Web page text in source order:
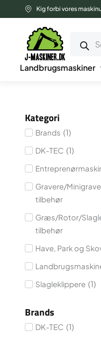
til
indholdet
Kig forbi vores
Landbrugsmaskiner
Kategori
Brands (1)
DK-TEC (1)
Gravere/
tilbehør
Græs/Rotor/
tilbehør
Have, Park og
Slagleklippere (1)
Brands
DK-TEC (1)